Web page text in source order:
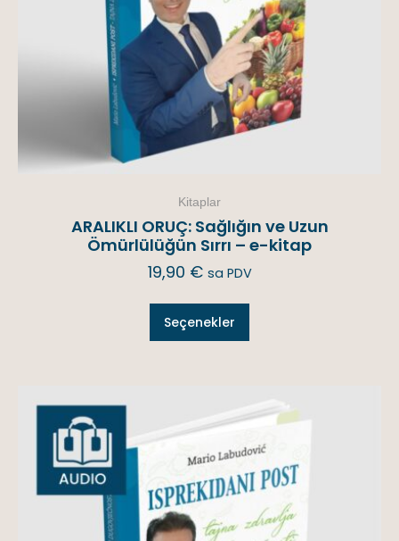
Kitaplar
ARALIKLI ORUÇ: Sağlığın ve Uzun
Ömürlülüğün Sırrı – e-kitap
19,90 € sa PDV
Seçenekler